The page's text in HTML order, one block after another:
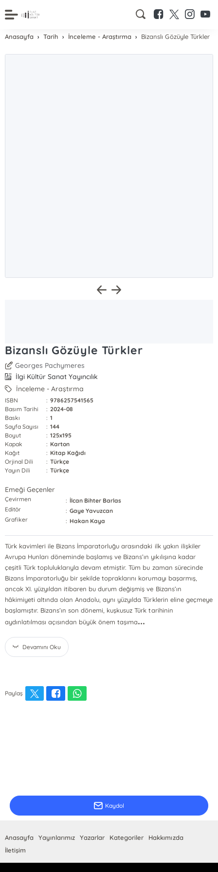
Anasayfa Tarih İnceleme - Araştırma Bizanslı Gözüyle Türkler
Bizanslı Gözüyle Türkler
Georges Pachymeres
İlgi Kültür Sanat Yayıncılık
İnceleme - Araştırma
ISBN : 9786257541565
Basım Tarihi
: 2024-08
Baskı
: 1
Sayfa Sayısı
: 144
Boyut
: 125x195
Kapak
: Karton
Kağıt
: Kitap Kağıdı
Orjinal Dili
: Türkçe
Yayın Dili
: Türkçe
Emeği Geçenler
Çevirmen : İlcan Bihter Barlas
Editör
: Gaye Yavuzcan
Grafiker
: Hakan Kaya
Türk kavimleri ile Bizans İmparatorluğu arasındaki ilk yakın ilişkiler
Avrupa Hunları döneminde başlamış ve Bizans’ın yıkılışına kadar
çeşitli Türk topluluklarıyla devam etmiştir. Tüm bu zaman sürecinde
Bizans İmparatorluğu bir şekilde topraklarını korumayı başarmış,
ancak XI. yüzyıldan itibaren bu durum değişmiş ve Bizans’ın
hâkimiyeti altında olan Anadolu, aynı yüzyılda Türklerin eline geçmeye
başlamıştır. Bizans’ın son dönemi, kuşkusuz Türk tarihinin
aydınlatılması açısından büyük önem taşıma...
Devamını Oku
Paylaş
Kaydol
Anasayfa Yayınlarımız Yazarlar Kategoriler
Hakkımızda
İletişim